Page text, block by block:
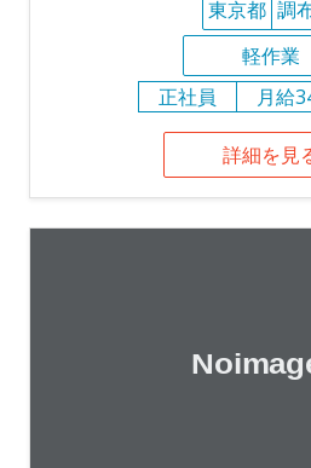
東京都 調
軽作業
正社員
月給
詳細を見